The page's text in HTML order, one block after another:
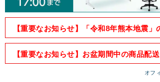
【重要なお知らせ】「令和8年熊本地震
【重要なお知らせ】お盆期間中の商品配
オフ